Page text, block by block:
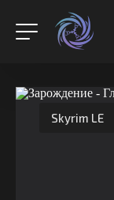
Skyrim LE